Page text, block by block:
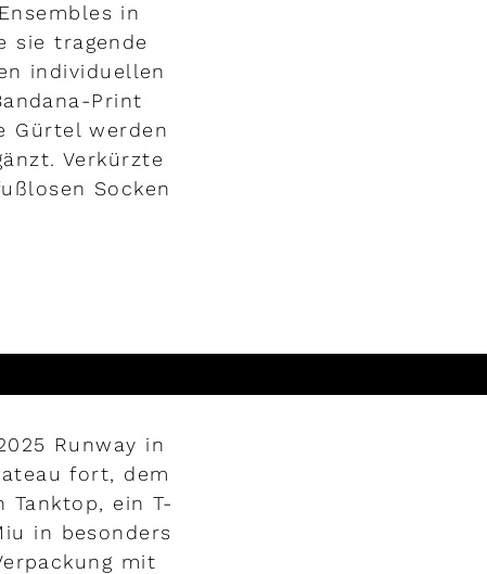
in
sie tragende
individuellen
Print
Gürtel werden
Verkürzte
Socken
Runway in
fort, dem
Tanktop, ein T-
in besonders
mit